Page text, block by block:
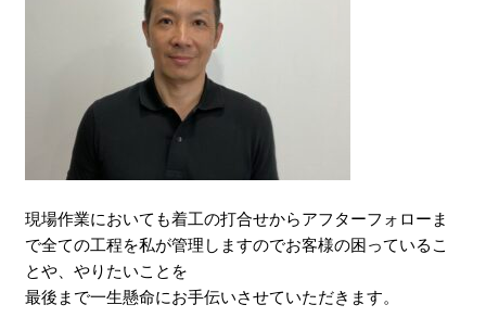
現場作業においても着工の打合せからアフターフォローま
で全ての工程を私が管理しますのでお客様の困っているこ
とや、やりたいことを
最後まで一生懸命にお手伝いさせていただきます。